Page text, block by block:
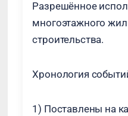
Разрешённое
многоэтажного
строительства.
Хронология
1) Поставлены на